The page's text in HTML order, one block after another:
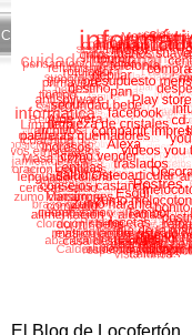
Cuidado Personal
El Blog de Locofertón